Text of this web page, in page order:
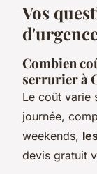
Vos
Combien
serrurier à
Le coût varie
journée,
weekends,
devis gratuit